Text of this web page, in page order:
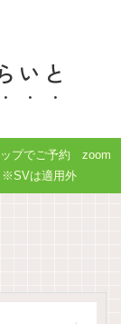
いと
ップでご予約 zoom
※SVは適用外